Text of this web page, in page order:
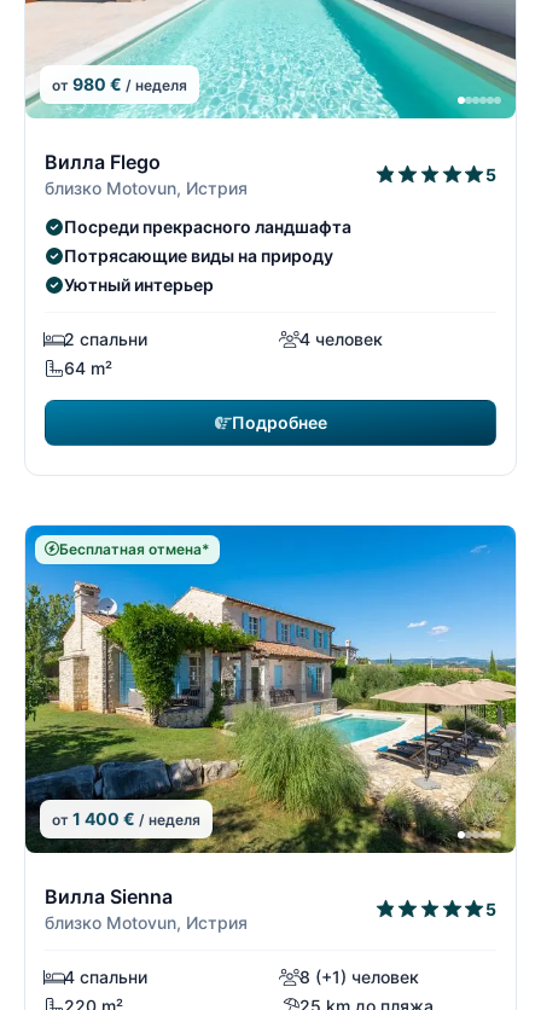
от 980 € / неделя
Вилла Flego
близко Motovun, Истрия
5
Посреди прекрасного ландшафта
Потрясающие виды на природу
Уютный интерьер
2 спальни
4 человек
64 m²
Подробнее
Бесплатная отмена*
от 1 400 € / неделя
Вилла Sienna
близко Motovun, Истрия
5
4 спальни
8 (+1) человек
220 m²
25 km до пляжа